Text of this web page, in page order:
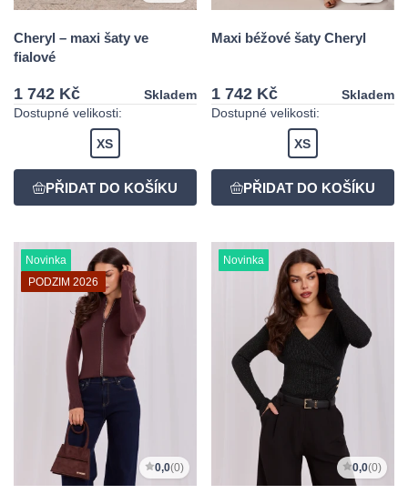
Cheryl – maxi šaty ve
fialové
1 742 Kč
Skladem
Dostupné velikosti:
XS
Maxi béžové šaty Cheryl
1 742 Kč
Skladem
Dostupné velikosti:
XS
Novinka
PODZIM 2026
0,0(0)
Novinka
0,0(0)